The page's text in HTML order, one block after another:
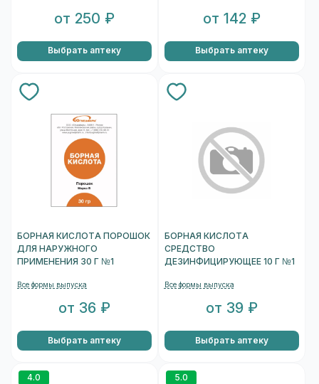
от 250 ₽
Выбрать аптеку
от 142 ₽
Выбрать аптеку
БОРНАЯ КИСЛОТА ПОРОШОК
ДЛЯ НАРУЖНОГО
ПРИМЕНЕНИЯ 30 Г №1
Все формы выпуска
от 36 ₽
Выбрать аптеку
БОРНАЯ КИСЛОТА
СРЕДСТВО
ДЕЗИНФИЦИРУЮЩЕЕ 10 Г №1
Все формы выпуска
от 39 ₽
Выбрать аптеку
4.0 5.0